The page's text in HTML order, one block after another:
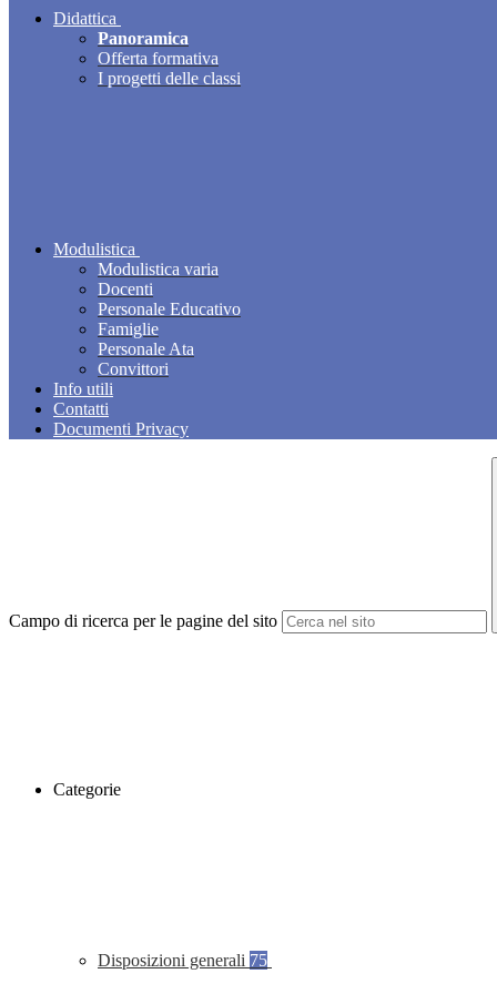
Didattica
Panoramica
Offerta formativa
I progetti delle classi
Modulistica
Modulistica varia
Docenti
Personale Educativo
Famiglie
Personale Ata
Convittori
Info utili
Contatti
Documenti Privacy
Campo di ricerca per le pagine del sito
Categorie
Disposizioni generali 75